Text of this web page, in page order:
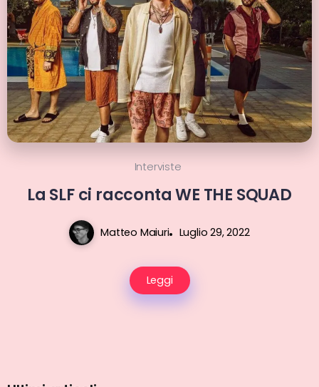
Interviste
La SLF ci racconta WE THE SQUAD
Matteo Maiuri Luglio 29, 2022
Leggi